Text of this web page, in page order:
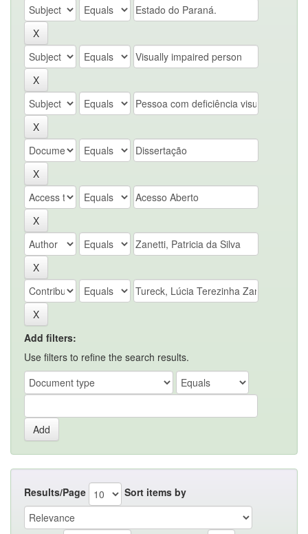
Add filters:
Use filters to refine the search results.
Results/Page Sort items by